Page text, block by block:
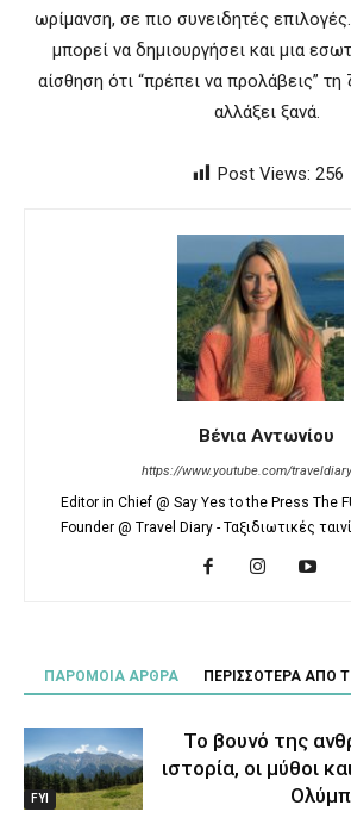
ωρίμανση, σε πιο συνειδητές
μπορεί να δημιουργήσει και μια
αίσθηση ότι “πρέπει να προλάβεις”
αλλάξει ξανά.
Post Views: 256
Βένια Αντωνίου
https://www.youtube.com/
Editor in Chief @ Say Yes to the Press The
Founder @ Travel Diary - Ταξιδιωτικές
ΠΑΡΟΜΟΙΑ ΑΡΘΡΑ ΠΕΡΙΣΣΟΤΕΡΑ ΑΠΟ
FYI
Το βουνό της
ιστορία, οι μύθοι